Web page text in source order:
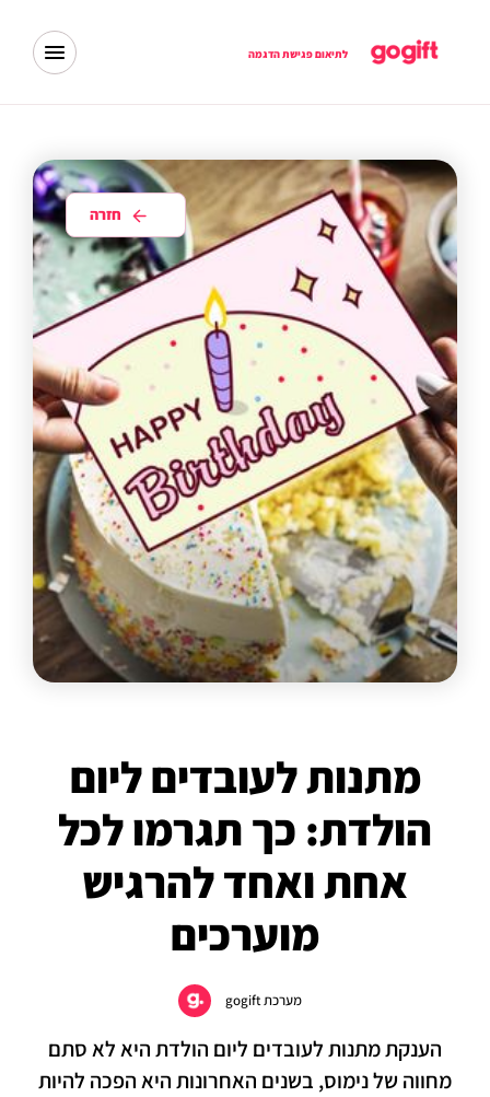
לתיאום פגישת הדגמה
חזרה
מתנות לעובדים ליום
הולדת: כך תגרמו לכל
אחת ואחד להרגיש
מוערכים
מערכת gogift
הענקת מתנות לעובדים ליום הולדת היא לא סתם
מחווה של נימוס, בשנים האחרונות היא הפכה להיות